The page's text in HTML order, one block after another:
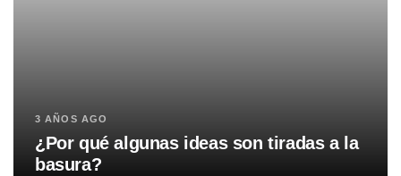
3 AÑOS AGO
¿Por qué algunas ideas son tiradas a la
basura?